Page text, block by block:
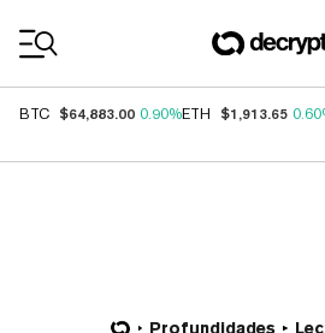
BTC $64,883.00 0.90%ETH $1,913.65
Profundidades